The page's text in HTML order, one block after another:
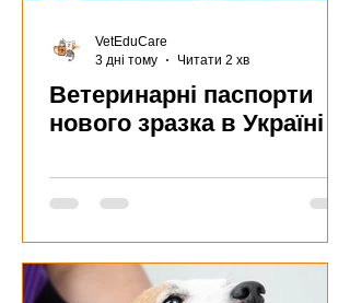
Ветеринарні паспорти
нового зразка в Україні
VetEduCare
3 дні тому
Читати 2 хв